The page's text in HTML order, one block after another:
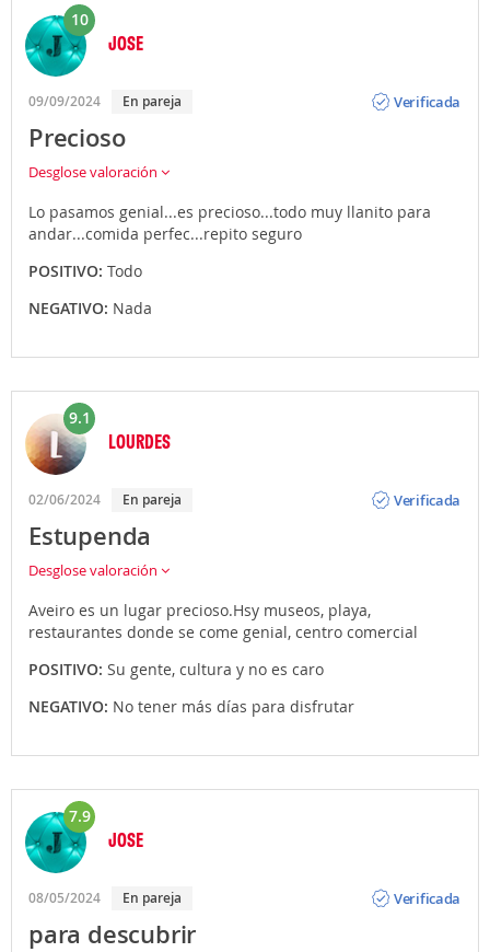
10
JOSE
09/09/2024 En pareja
Verificada
Precioso
Desglose valoración
Lo pasamos genial...es precioso...todo muy llanito para
andar...comida perfec...repito seguro
POSITIVO: Todo
NEGATIVO: Nada
9.1
LOURDES
02/06/2024 En pareja
Verificada
Estupenda
Desglose valoración
Aveiro es un lugar precioso.Hsy museos, playa,
restaurantes donde se come genial, centro comercial
POSITIVO: Su gente, cultura y no es caro
NEGATIVO: No tener más días para disfrutar
7.9
JOSE
08/05/2024 En pareja
Verificada
para descubrir